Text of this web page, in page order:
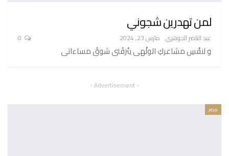
لمن تهدرين شجوني
عبد الناصر الجوهري مارس 23, 2024
و لنفْسِ مشاعركِ الولْهى ينْزفُنى شوقُ مساءاتى
- Advertisement -
مصر